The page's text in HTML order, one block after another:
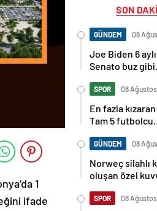
1
ifade
SON
GÜNDEM 08
Joe Biden 6
Senato buz
SPOR 08
En fazla
Tam 5
GÜNDEM 08
Norweç silahlı
oluşan özel
SPOR 08